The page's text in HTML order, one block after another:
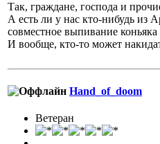
Так, граждане, господа и
А есть ли у нас кто-нибудь из
совместное выпивание
И вообще, кто-то может
Hand_of_doom
Ветеран